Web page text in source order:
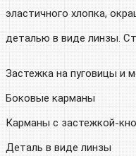
эластичного хлопка,
деталью в виде линзы.
Застежка на пуговицы и
Боковые карманы
Карманы с застежкой-
Деталь в виде линзы